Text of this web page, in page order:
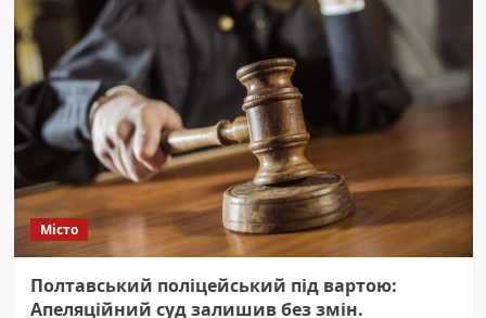
Місто
Полтавський поліцейський під вартою:
Апеляційний суд залишив без змін.